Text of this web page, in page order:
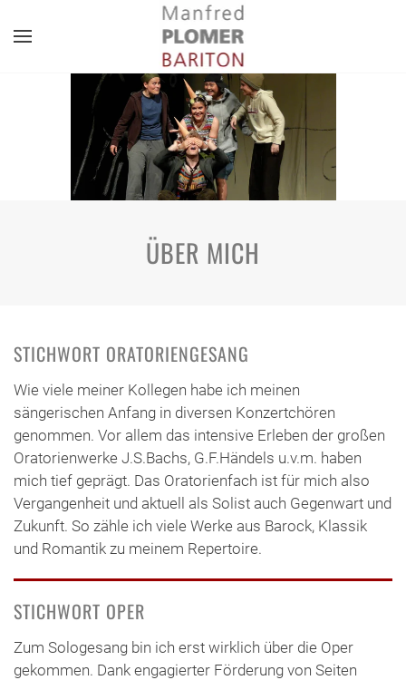
Zum Hauptinhalt springen
ÜBER MICH
STICHWORT ORATORIENGESANG
Wie viele meiner Kollegen habe ich meinen
sängerischen Anfang in diversen Konzertchören
genommen. Vor allem das intensive Erleben der großen
Oratorienwerke J.S.Bachs, G.F.Händels u.v.m. haben
mich tief geprägt. Das Oratorienfach ist für mich also
Vergangenheit und aktuell als Solist auch Gegenwart und
Zukunft. So zähle ich viele Werke aus Barock, Klassik
und Romantik zu meinem Repertoire.
STICHWORT OPER
Zum Sologesang bin ich erst wirklich über die Oper
gekommen. Dank engagierter Förderung von Seiten